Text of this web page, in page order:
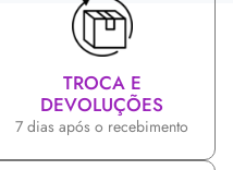
TROCA E
DEVOLUÇÕES
7 dias após o recebimento